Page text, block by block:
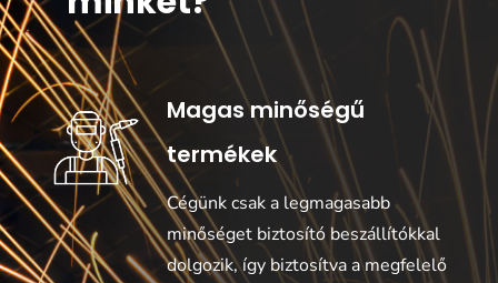
Magas minőségű
termékek
Cégünk csak a legmagasabb
minőséget biztosító beszállítókkal
dolgozik, így biztosítva a megfelelő